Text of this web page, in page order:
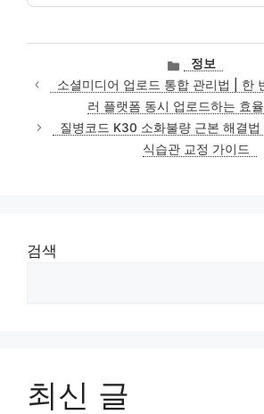
카
테
고
리
정보
소셜미디어 업로드 통합 관리법 | 한
러 플랫폼 동시 업로드하는 효
질병코드 K30 소화불량 근본 해결
식습관 교정 가이드
검색
최신 글